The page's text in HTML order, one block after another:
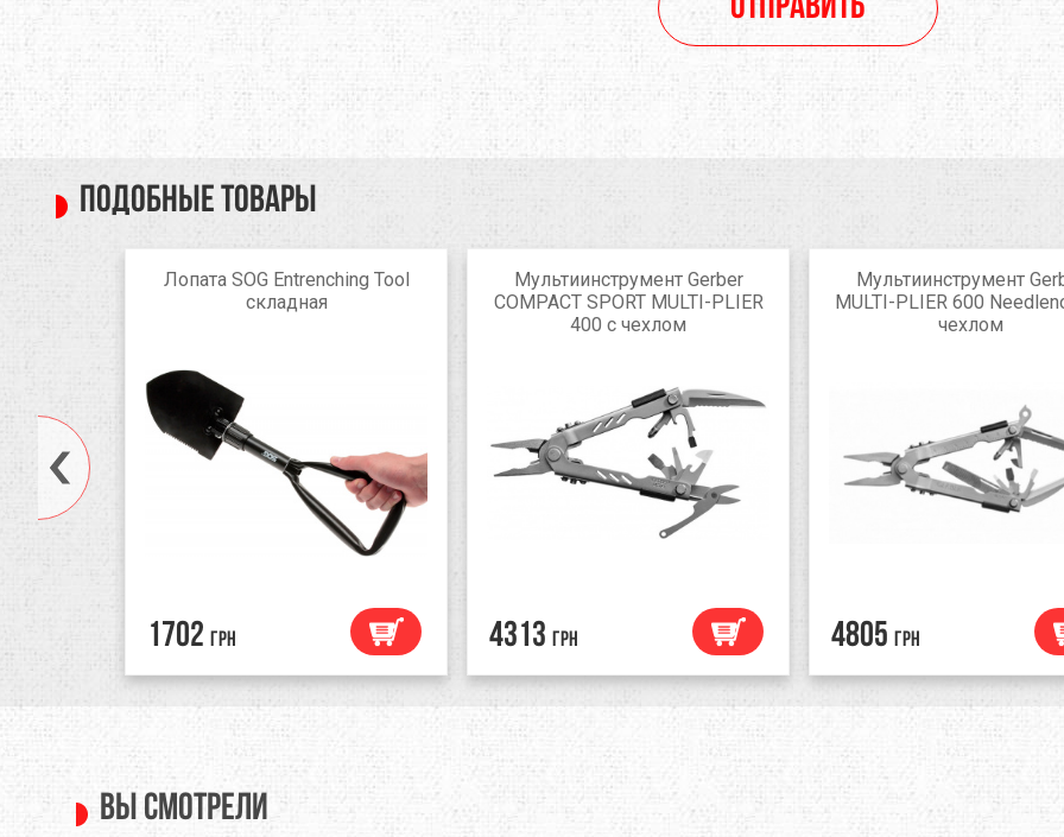
Отправить
Подобные товары
Лопата SOG Entrenching Tool
складная
1702 грн
Мультиинструмент Gerber
COMPACT SPORT MULTI-PLIER
400 с чехлом
4313 грн
Мультиинструмент
MULTI-PLIER 600
чехлом
4805 грн
Вы смотрели